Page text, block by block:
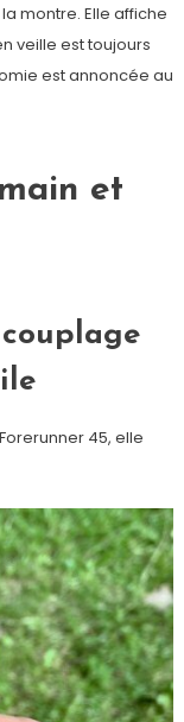
montre. Elle affiche
veille est toujours
est annoncée au
et
45, elle